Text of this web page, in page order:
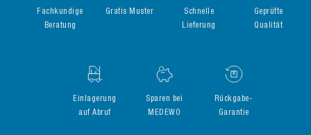
Fachkundige
Beratung
Gratis Muster
Schnelle
Lieferung
Geprüfte
Qualität
Einlagerung
auf Abruf
Sparen bei
MEDEWO
Rückgabe-
Garantie